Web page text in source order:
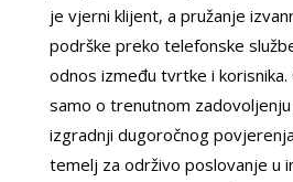
je vjerni klijent, a pružanje
podrške preko telefonske
odnos između tvrtke i korisnika.
samo o trenutnom
izgradnji dugoročnog
temelj za održivo poslovanje u